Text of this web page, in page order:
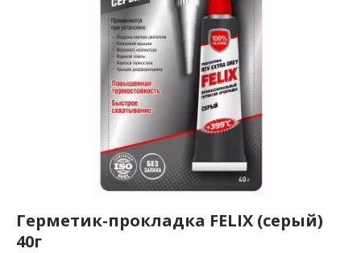
Герметик-прокладка FELIX (серый)
40г